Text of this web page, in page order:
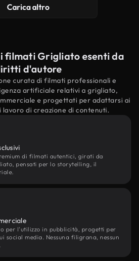
Carica altro
filmati Grigliato esenti da
d'autore
curata di filmati professionali e
artificiale relativi a grigliato,
e progettati per adattarsi ai
lavoro di creazione di contenuti.
di filmati autentici, girati da
pensati per lo storytelling, il
per l'utilizzo in pubblicità, progetti per
social media. Nessuna filigrana, nessun